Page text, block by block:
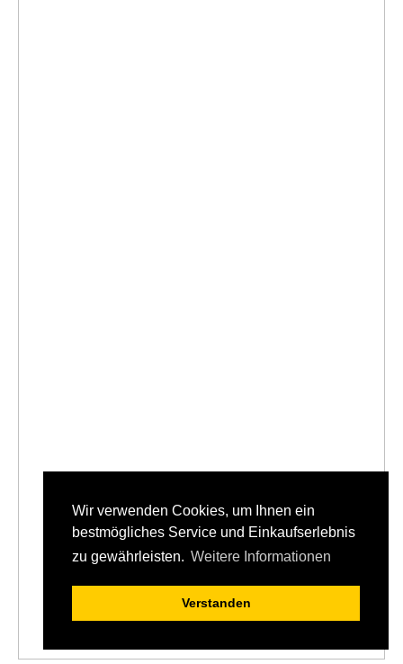
Wir verwenden Cookies, um Ihnen ein
bestmögliches Service und Einkaufserlebnis
zu gewährleisten. Weitere Informationen
Verstanden